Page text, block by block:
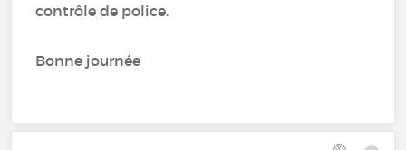
contrôle de police.
Bonne journée